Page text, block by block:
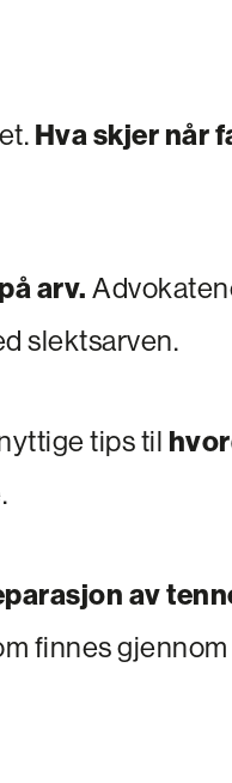
Hva skjer når
arv.
slektsarven.
tips til
av
finnes gjennom